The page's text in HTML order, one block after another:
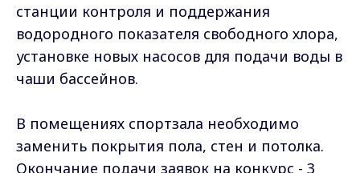
станции контроля и поддержания
водородного показателя свободного хлора,
установке новых насосов для подачи воды в
чаши бассейнов.
В помещениях спортзала необходимо
заменить покрытия пола, стен и потолка.
Окончание подачи заявок на конкурс - 3